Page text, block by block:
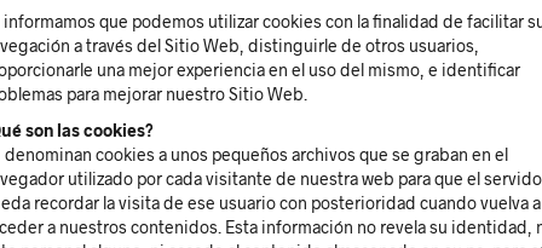
informamos que podemos utilizar cookies con la finalidad de facilitar
a través del Sitio Web, distinguirle de otros usuarios,
una mejor experiencia en el uso del mismo, e identificar
para mejorar nuestro Sitio Web.
son las cookies?
denominan cookies a unos pequeños archivos que se graban en el
utilizado por cada visitante de nuestra web para que el
recordar la visita de ese usuario con posterioridad cuando vuelva a
a nuestros contenidos. Esta información no revela su identidad,